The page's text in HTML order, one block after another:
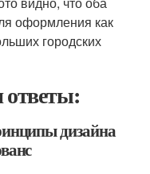
оформления как
городских
дизайна